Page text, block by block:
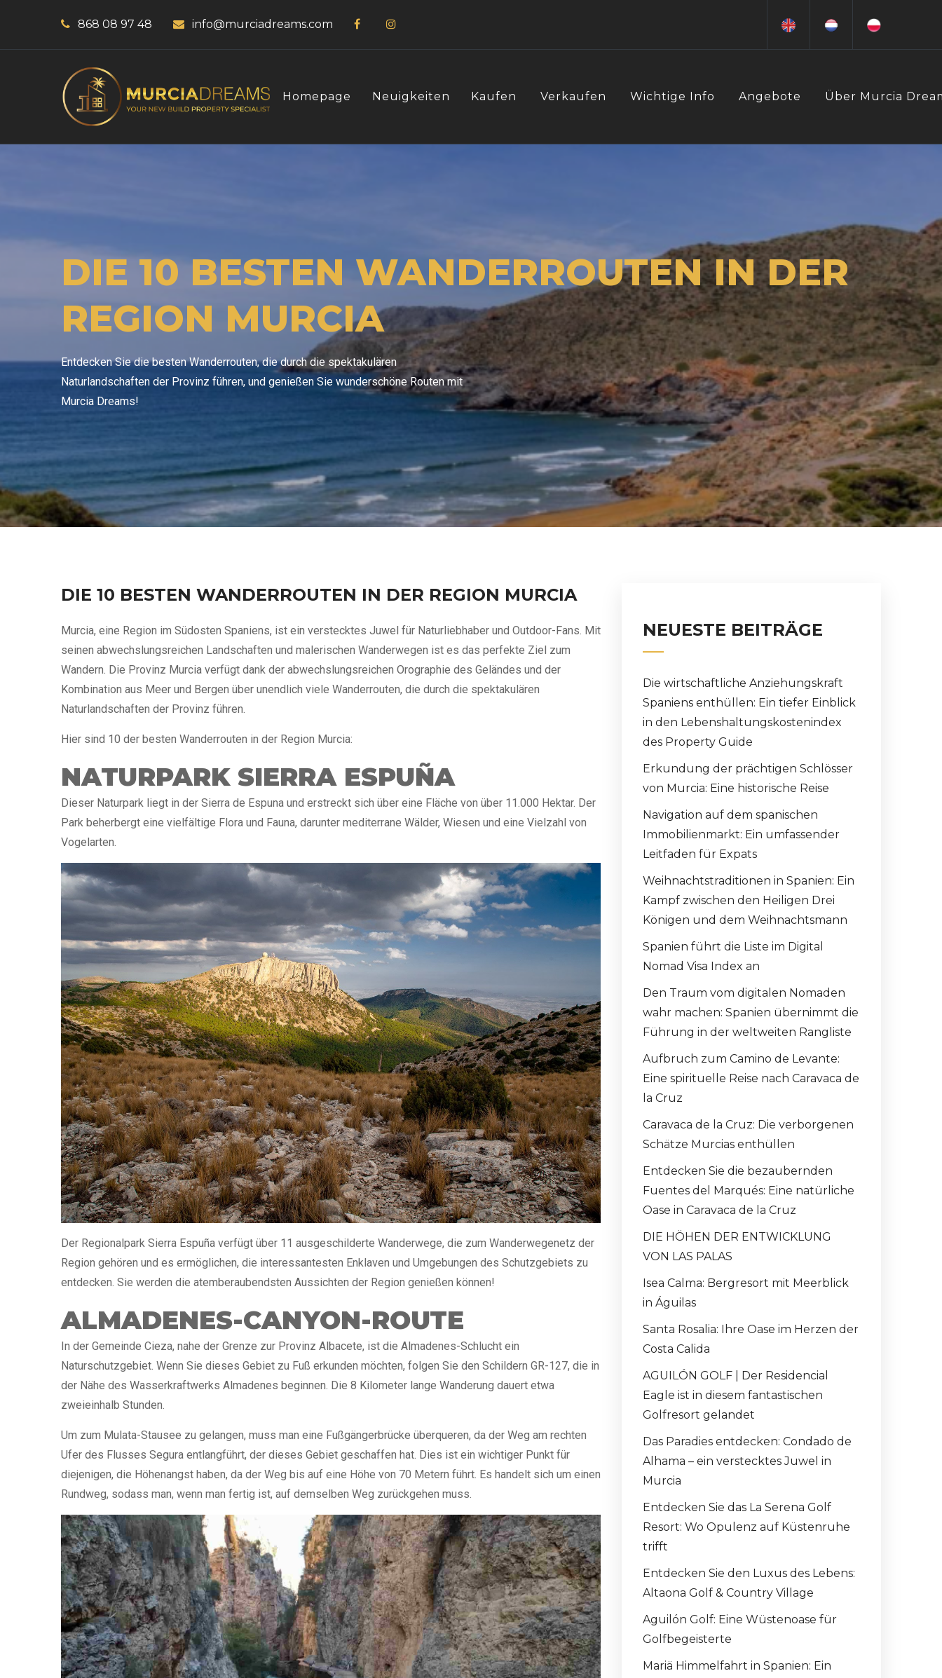
868 08 97 48 info@murciadreams.com
Homepage Neuigkeiten Kaufen Verkaufen Wichtige Info Angebote Über Murcia
DIE 10 BESTEN WANDERROUTEN IN DER
REGION MURCIA
Entdecken Sie die besten Wanderrouten, die durch die spektakulären
Naturlandschaften der Provinz führen, und genießen Sie wunderschöne Routen mit
Murcia Dreams!
DIE 10 BESTEN WANDERROUTEN IN DER REGION MURCIA
Murcia, eine Region im Südosten Spaniens, ist ein verstecktes Juwel für Naturliebhaber und Outdoor-Fans. Mit
seinen abwechslungsreichen Landschaften und malerischen Wanderwegen ist es das perfekte Ziel zum
Wandern. Die Provinz Murcia verfügt dank der abwechslungsreichen Orographie des Geländes und der
Kombination aus Meer und Bergen über unendlich viele Wanderrouten, die durch die spektakulären
Naturlandschaften der Provinz führen.
Hier sind 10 der besten Wanderrouten in der Region Murcia:
NATURPARK SIERRA ESPUÑA
Dieser Naturpark liegt in der Sierra de Espuna und erstreckt sich über eine Fläche von über 11.000 Hektar. Der
Park beherbergt eine vielfältige Flora und Fauna, darunter mediterrane Wälder, Wiesen und eine Vielzahl von
Vogelarten.
Der Regionalpark Sierra Espuña verfügt über 11 ausgeschilderte Wanderwege, die zum Wanderwegenetz der
Region gehören und es ermöglichen, die interessantesten Enklaven und Umgebungen des Schutzgebiets zu
entdecken. Sie werden die atemberaubendsten Aussichten der Region genießen können!
ALMADENES-CANYON-ROUTE
In der Gemeinde Cieza, nahe der Grenze zur Provinz Albacete, ist die Almadenes-Schlucht ein
Naturschutzgebiet. Wenn Sie dieses Gebiet zu Fuß erkunden möchten, folgen Sie den Schildern GR-127, die in
der Nähe des Wasserkraftwerks Almadenes beginnen. Die 8 Kilometer lange Wanderung dauert etwa
zweieinhalb Stunden.
Um zum Mulata-Stausee zu gelangen, muss man eine Fußgängerbrücke überqueren, da der Weg am rechten
Ufer des Flusses Segura entlangführt, der dieses Gebiet geschaffen hat. Dies ist ein wichtiger Punkt für
diejenigen, die Höhenangst haben, da der Weg bis auf eine Höhe von 70 Metern führt. Es handelt sich um einen
Rundweg, sodass man, wenn man fertig ist, auf demselben Weg zurückgehen muss.
NEUESTE BEITRÄGE
Die wirtschaftliche Anziehungskraft
Spaniens enthüllen: Ein tiefer Einblick
in den Lebenshaltungskostenindex
des Property Guide
Erkundung der prächtigen Schlösser
von Murcia: Eine historische Reise
Navigation auf dem spanischen
Immobilienmarkt: Ein umfassender
Leitfaden für Expats
Weihnachtstraditionen in Spanien: Ein
Kampf zwischen den Heiligen Drei
Königen und dem Weihnachtsmann
Spanien führt die Liste im Digital
Nomad Visa Index an
Den Traum vom digitalen Nomaden
wahr machen: Spanien übernimmt die
Führung in der weltweiten Rangliste
Aufbruch zum Camino de Levante:
Eine spirituelle Reise nach Caravaca de
la Cruz
Caravaca de la Cruz: Die verborgenen
Schätze Murcias enthüllen
Entdecken Sie die bezaubernden
Fuentes del Marqués: Eine natürliche
Oase in Caravaca de la Cruz
DIE HÖHEN DER ENTWICKLUNG
VON LAS PALAS
Isea Calma: Bergresort mit Meerblick
in Águilas
Santa Rosalia: Ihre Oase im Herzen der
Costa Calida
AGUILÓN GOLF | Der Residencial
Eagle ist in diesem fantastischen
Golfresort gelandet
Das Paradies entdecken: Condado de
Alhama – ein verstecktes Juwel in
Murcia
Entdecken Sie das La Serena Golf
Resort: Wo Opulenz auf Küstenruhe
trifft
Entdecken Sie den Luxus des Lebens:
Altaona Golf & Country Village
Aguilón Golf: Eine Wüstenoase für
Golfbegeisterte
Mariä Himmelfahrt in Spanien: Ein